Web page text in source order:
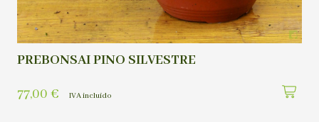
PREBONSAI PINO SILVESTRE
77,00 € IVA incluído